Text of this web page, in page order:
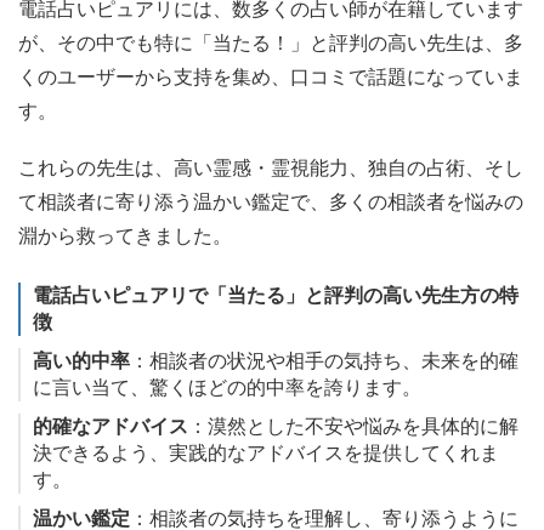
電話占いピュアリには、数多くの占い師が在籍しています
が、その中でも特に「当たる！」と評判の高い先生は、多
くのユーザーから支持を集め、口コミで話題になっていま
す。
これらの先生は、高い霊感・霊視能力、独自の占術、そし
て相談者に寄り添う温かい鑑定で、多くの相談者を悩みの
淵から救ってきました。
電話占いピュアリで「当たる」と評判の高い先生方の特
徴
高い的中率 ：相談者の状況や相手の気持ち、未来を的確
に言い当て、驚くほどの的中率を誇ります。
的確なアドバイス ：漠然とした不安や悩みを具体的に解
決できるよう、実践的なアドバイスを提供してくれま
す。
温かい鑑定 ：相談者の気持ちを理解し、寄り添うように